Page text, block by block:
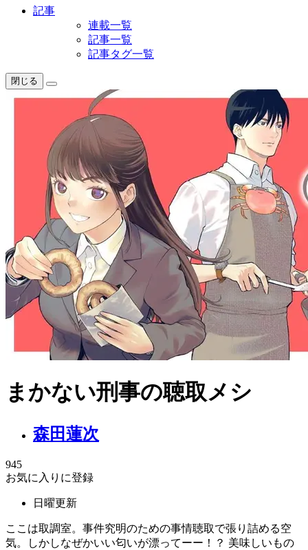
記事
連載一覧
記事一覧
記事タグ一覧
閉じる
まかない刑事の聴取メシ
森田蓮次
945
お気に入りに登録
日曜更新
ここは取調室。事件究明のための事情聴取で張り詰める空
気。しかしなぜかいい匂いが漂ってーー！？ 美味しいもの